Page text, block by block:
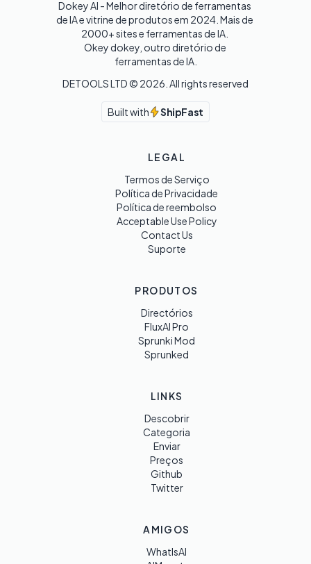
Dokey AI - Melhor diretório de ferramentas
de IA e vitrine de produtos em 2024. Mais de
2000+ sites e ferramentas de IA.
Okey dokey, outro diretório de
ferramentas de IA.
DETOOLS LTD © 2026 . All rights reserved
Built with ShipFast
LEGAL
Termos de Serviço
Política de Privacidade
Política de reembolso
Acceptable Use Policy
Contact Us
Suporte
PRODUTOS
Directórios
FluxAI Pro
Sprunki Mod
Sprunked
LINKS
Descobrir
Categoria
Enviar
Preços
Github
Twitter
AMIGOS
WhatIsAI